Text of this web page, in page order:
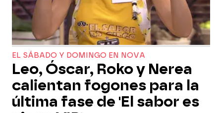
EL SÁBADO Y DOMINGO EN NOVA
Leo, Óscar, Roko y Nerea
calientan fogones para la
última fase de 'El sabor es